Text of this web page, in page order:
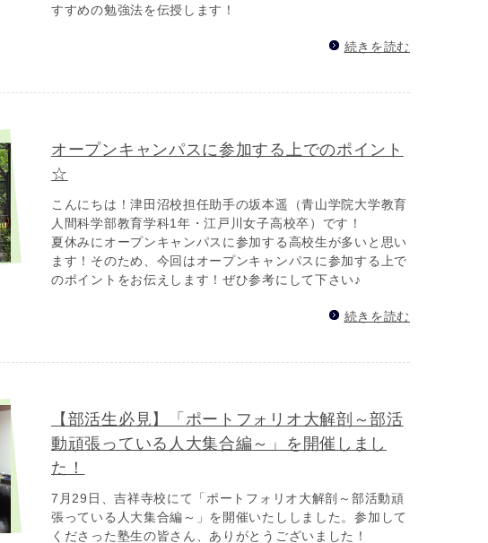
すすめの勉強法を伝授します！
続きを読む
オープンキャンパスに参加する上でのポイント
☆
こんにちは！津田沼校担任助手の坂本遥（青山学院大学教育
人間科学部教育学科1年・江戸川女子高校卒）です！
夏休みにオープンキャンパスに参加する高校生が多いと思い
ます！そのため、今回はオープンキャンパスに参加する上で
のポイントをお伝えします！ぜひ参考にして下さい♪
続きを読む
【部活生必見】「ポートフォリオ大解剖～部活
動頑張っている人大集合編～」を開催しまし
た！
7月29日、吉祥寺校にて「ポートフォリオ大解剖～部活動頑
張っている人大集合編～」を開催いたししました。参加して
くださった塾生の皆さん、ありがとうございました！